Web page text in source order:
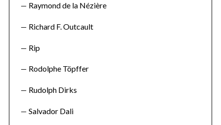
Raymond de la Nézière
Richard F. Outcault
Rip
Rodolphe Töpffer
Rudolph Dirks
Salvador Dali